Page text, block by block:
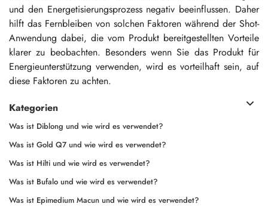
und den Energetisierungsprozess negativ beeinflussen. Daher
hilft das Fernbleiben von solchen Faktoren während der Shot-
Anwendung dabei, die vom Produkt bereitgestellten Vorteile
klarer zu beobachten. Besonders wenn Sie das Produkt für
Energieunterstützung verwenden, wird es vorteilhaft sein, auf
diese Faktoren zu achten.
Kategorien
Was ist Diblong und wie wird es verwendet?
Was ist Gold Q7 und wie wird es verwendet?
Was ist Hilti und wie wird es verwendet?
Was ist Bufalo und wie wird es verwendet?
Was ist Epimedium Macun und wie wird es verwendet?